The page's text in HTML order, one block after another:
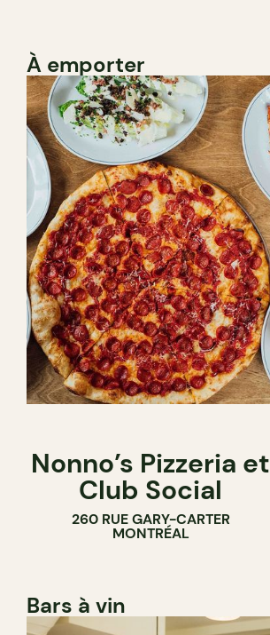
À emporter
Nonno’s Pizzeria et
Club Social
260 RUE GARY-CARTER
MONTRÉAL
Bars à vin